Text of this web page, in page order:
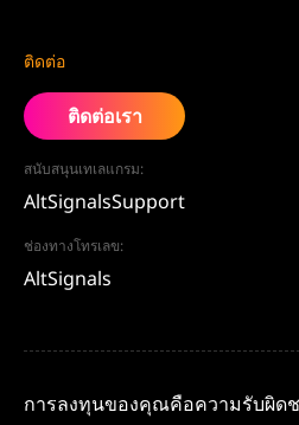
ติดต่อ
ติดต่อเรา
สนับสนุนเทเลแกรม:
AltSignalsSupport
ช่องทางโทรเลข:
AltSignals
การลงทุนของคุณคือความรับผิด